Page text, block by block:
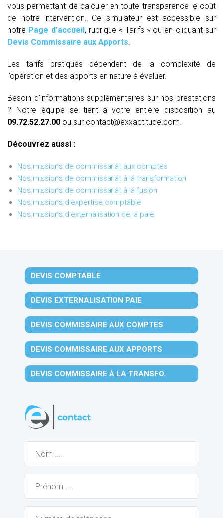
vous permettant de calculer en toute transparence le coût
de notre intervention. Ce simulateur est accessible sur
notre Page d’accueil, rubrique « Tarifs » ou en cliquant sur
Devis Commissaire aux Apports.
Les tarifs pratiqués dépendent de la complexité de
l’opération et des apports en nature à évaluer.
Besoin d’informations supplémentaires sur nos prestations
? Notre équipe se tient à votre entière disposition au
09.72.52.27.00 ou sur contact@exxactitude.com.
Découvrez aussi :
Nos missions de commissariat aux comptes
Nos missions de commissariat à la transformation
Nos missions de commissariat à la fusion
Nos missions d'expertise comptable
Nos missions d'externalisation de la paie
DEVIS COMPTABLE
DEVIS EXTERNALISATION PAIE
DEVIS COMMISSAIRE AUX COMPTES
DEVIS COMMISSAIRE AUX APPORTS
DEVIS COMMISSAIRE À LA TRANSFO.